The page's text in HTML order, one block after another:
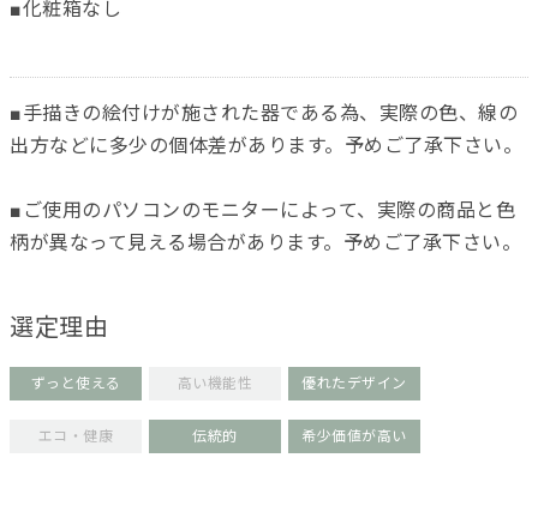
■化粧箱なし
■手描きの絵付けが施された器である為、実際の色、線の
出方などに多少の個体差があります。予めご了承下さい。
■ご使用のパソコンのモニターによって、実際の商品と色
柄が異なって見える場合があります。予めご了承下さい。
選定理由
ずっと使える 高い機能性 優れたデザイン
エコ・健康 伝統的 希少価値が高い